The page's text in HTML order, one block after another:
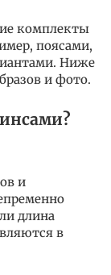
комплекты
поясами,
Ниже
и фото.
и
длина
в